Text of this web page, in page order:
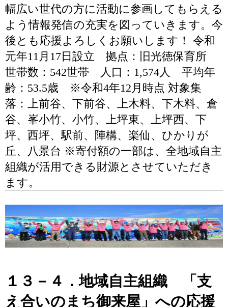
幅広い世代の方に活動に参画してもらえる
よう情報発信の充実を図っていきます。今
後とも応援よろしくお願いします！ 令和
元年11月17日設立 拠点：旧光徳保育所
世帯数：542世帯 人口：1,574人 平均年
齢：53.5歳 ※令和4年12月時点 対象集
落：上前谷、下前谷、上木料、下木料、倉
谷、峯小竹、小竹、上坪東、上坪西、下
坪、西坪、駅前、陣構、楽仙、ひかりが
丘、八景台 ※寄付額の一部は、全地域自主
組織が活用できる財源とさせていただき
ます。
１３－４．地域自主組織 「支
え合いのまち御来屋」への応援